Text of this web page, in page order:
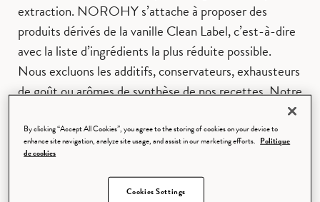
extraction. NOROHY s’attache à proposer des
produits dérivés de la vanille Clean Label, c’est-à-dire
avec la liste d’ingrédients la plus réduite possible.
Nous excluons les additifs, conservateurs, exhausteurs
de goût ou arômes de synthèse de nos recettes. Notre
objectif reste de vous offrir la complexité aromatique
de gousse, au plus près du produit brut. Mais nous
veillons à ce que nos produits dérivés parfument
instantanément vos préparations et soient toujours
faciles à doser et incorporer.
By clicking “Accept All Cookies”, you agree to the storing of cookies on your device to
enhance site navigation, analyze site usage, and assist in our marketing efforts. Politique
de cookies
Cookies Settings